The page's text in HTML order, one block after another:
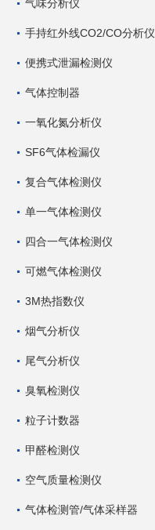
气味分析仪
手持红外线CO2/CO分析仪
便携式泄漏检测仪
气体控制器
一氧化氮分析仪
SF6气体检漏仪
复合气体检测仪
单一气体检测仪
四合一气体检测仪
可燃气体检测仪
3M热指数仪
烟气分析仪
尾气分析仪
臭氧检测仪
粒子计数器
甲醛检测仪
空气质量检测仪
气体检测管/气体采样器